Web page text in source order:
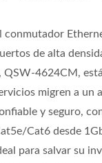
conmutador
de alta
QSW-4624CM,
migren a un
y seguro,
Cat6 desde
para salvar su